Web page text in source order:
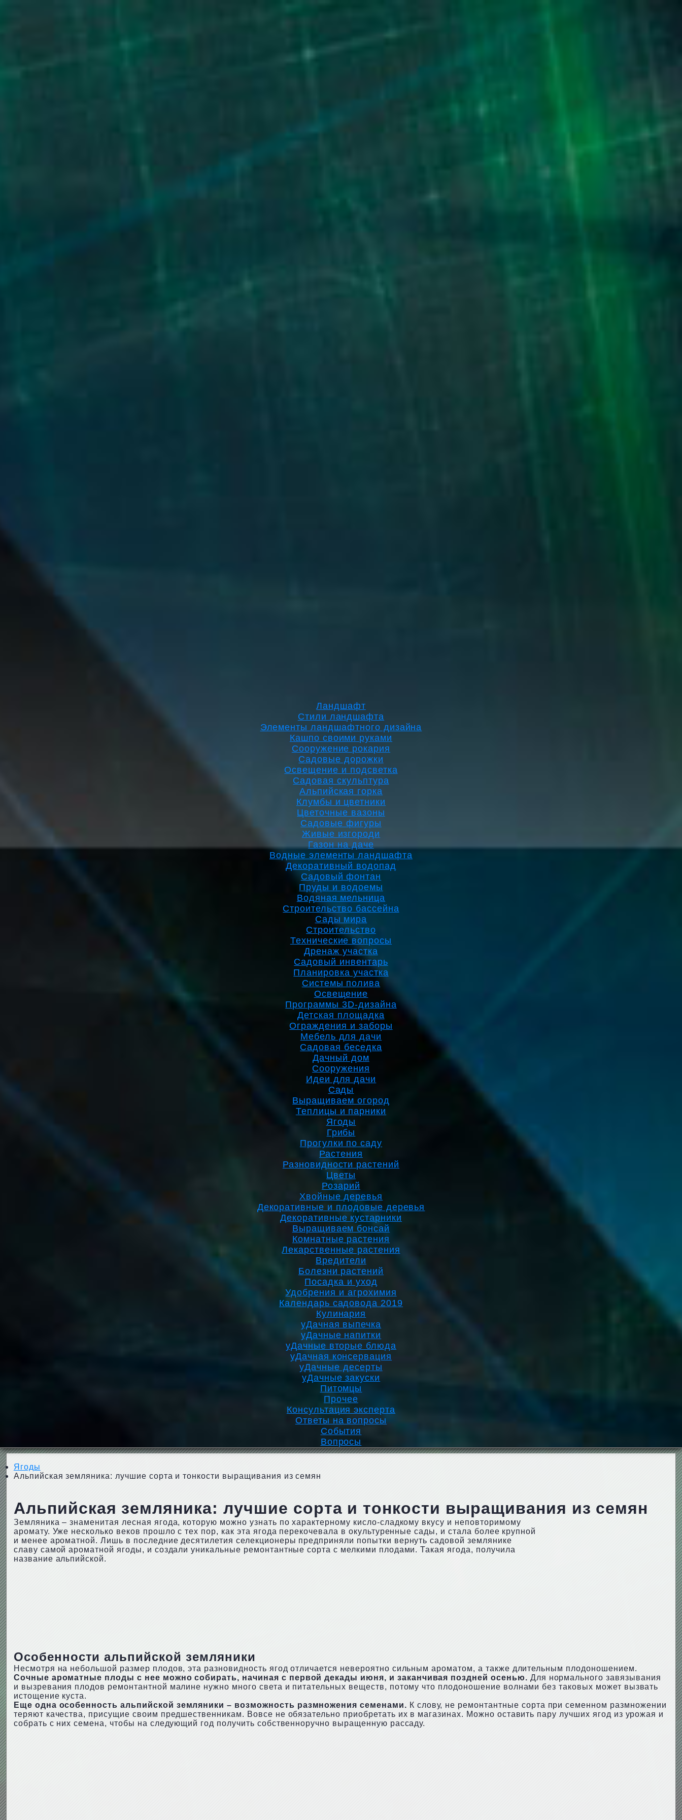
Ландшафт
Стили ландшафта
Элементы ландшафтного дизайна
Кашпо своими руками
Сооружение рокария
Садовые дорожки
Освещение и подсветка
Садовая скульптура
Альпийская горка
Клумбы и цветники
Цветочные вазоны
Садовые фигуры
Живые изгороди
Газон на даче
Водные элементы ландшафта
Декоративный водопад
Садовый фонтан
Пруды и водоемы
Водяная мельница
Строительство бассейна
Сады мира
Строительство
Технические вопросы
Дренаж участка
Садовый инвентарь
Планировка участка
Системы полива
Освещение
Программы 3D-дизайна
Детская площадка
Ограждения и заборы
Мебель для дачи
Садовая беседка
Дачный дом
Сооружения
Идеи для дачи
Сады
Выращиваем огород
Теплицы и парники
Ягоды
Грибы
Прогулки по саду
Растения
Разновидности растений
Цветы
Розарий
Хвойные деревья
Декоративные и плодовые деревья
Декоративные кустарники
Выращиваем бонсай
Комнатные растения
Лекарственные растения
Вредители
Болезни растений
Посадка и уход
Удобрения и агрохимия
Календарь садовода 2019
Кулинария
уДачная выпечка
уДачные напитки
уДачные вторые блюда
уДачная консервация
уДачные десерты
уДачные закуски
Питомцы
Прочее
Консультация эксперта
Ответы на вопросы
События
Вопросы
Ягоды
Альпийская земляника: лучшие сорта и тонкости выращивания из семян
Альпийская земляника: лучшие сорта и тонкости выращивания из семян
Земляника – знаменитая лесная ягода, которую можно узнать по характерному кисло-сладкому вкусу и неповторимому
аромату. Уже несколько веков прошло с тех пор, как эта ягода перекочевала в окультуренные сады, и стала более крупной
и менее ароматной. Лишь в последние десятилетия селекционеры предприняли попытки вернуть садовой землянике
славу самой ароматной ягоды, и создали уникальные ремонтантные сорта с мелкими плодами. Такая ягода, получила
название альпийской.
Особенности альпийской земляники
Несмотря на небольшой размер плодов, эта разновидность ягод отличается невероятно сильным ароматом, а также длительным плодоношением.
Сочные ароматные плоды с нее можно собирать, начиная с первой декады июня, и заканчивая поздней осенью. Для нормального завязывания
и вызревания плодов ремонтантной малине нужно много света и питательных веществ, потому что плодоношение волнами без таковых может вызвать
истощение куста.
Еще одна особенность альпийской земляники – возможность размножения семенами. К слову, не ремонтантные сорта при семенном размножении
теряют качества, присущие своим предшественникам. Вовсе не обязательно приобретать их в магазинах. Можно оставить пару лучших ягод из урожая и
собрать с них семена, чтобы на следующий год получить собственноручно выращенную рассаду.